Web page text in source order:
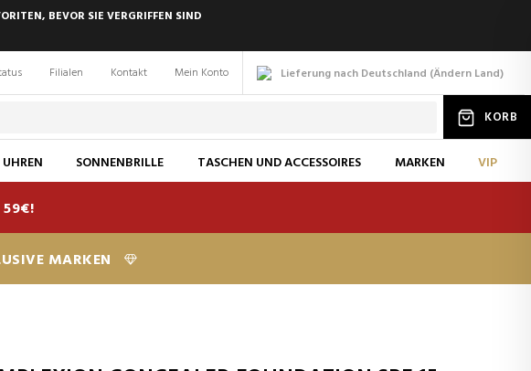
BEVOR SIE VERGRIFFEN SIND
Lieferung nach Deutschland (Ändern Land)
Filialen Kontakt Mein Konto
KORB
UHREN SONNENBRILLE TASCHEN UND ACCESSOIRES MARKEN VIP
59€!
MARKEN